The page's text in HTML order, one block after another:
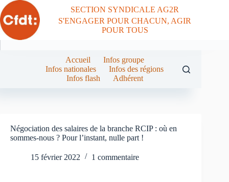
Passer
au
contenu
SECTION SYNDICALE AG2R
S'ENGAGER POUR CHACUN, AGIR
POUR TOUS
Accueil
Infos groupe
Infos nationales
Infos des régions
Infos flash
Adhérent
Négociation des salaires de la branche RCIP : où en
sommes-nous ? Pour l’instant, nulle part !
15 février 2022 1 commentaire